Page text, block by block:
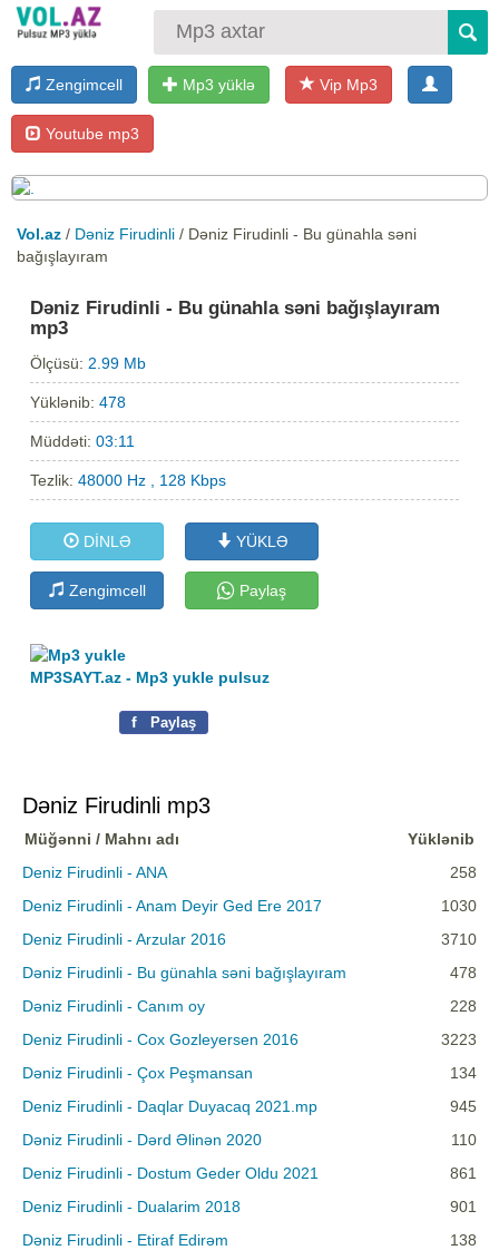
Zengimcell Mp3 yüklə Vip Mp3
Youtube mp3
Vol.az / Dəniz Firudinli / Dəniz Firudinli - Bu günahla səni
bağışlayıram
Dəniz Firudinli - Bu günahla səni bağışlayıram
mp3
Ölçüsü: 2.99 Mb
Yüklənib:478
Müddəti:03:11
Tezlik:48000 Hz , 128 Kbps
DİNLƏ YÜKLƏ
Zengimcell Paylaş
MP3SAYT.az - Mp3 yukle pulsuz
f Paylaş
Dəniz Firudinli mp3
Müğənni / Mahnı adı
Yüklənib
Deniz Firudinli - ANA
258
Deniz Firudinli - Anam Deyir Ged Ere 2017
1030
Deniz Firudinli - Arzular 2016
3710
Dəniz Firudinli - Bu günahla səni bağışlayıram
478
Dəniz Firudinli - Canım oy
228
Deniz Firudinli - Cox Gozleyersen 2016
3223
Dəniz Firudinli - Çox Peşmansan
134
Deniz Firudinli - Daqlar Duyacaq 2021.mp
945
Dəniz Firudinli - Dərd Əlinən 2020
110
Deniz Firudinli - Dostum Geder Oldu 2021
861
Deniz Firudinli - Dualarim 2018
901
Dəniz Firudinli - Etiraf Edirəm
138